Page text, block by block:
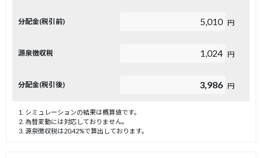
分配金(税引前) 5,010 円
源泉徴収税 1,024 円
分配金(税引後) 3,986 円
シミュレーションの結果は概算値です。
為替変動には対応しておりません。
源泉徴収税は20.42%で算出しております。